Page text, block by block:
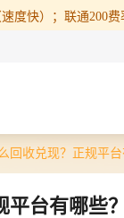
度快）；联通200
回收兑现？正规平台
台有哪些？